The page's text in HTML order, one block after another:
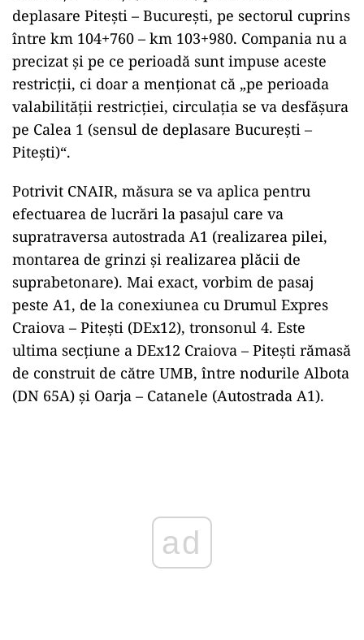
deplasare Pitești – București, pe sectorul cuprins
între km 104+760 – km 103+980. Compania nu a
precizat și pe ce perioadă sunt impuse aceste
restricții, ci doar a menționat că „pe perioada
valabilității restricției, circulația se va desfășura
pe Calea 1 (sensul de deplasare București –
Pitești)“.
Potrivit CNAIR, măsura se va aplica pentru
efectuarea de lucrări la pasajul care va
supratraversa autostrada A1 (realizarea pilei,
montarea de grinzi și realizarea plăcii de
suprabetonare). Mai exact, vorbim de pasaj
peste A1, de la conexiunea cu Drumul Expres
Craiova – Pitești (DEx12), tronsonul 4. Este
ultima secțiune a DEx12 Craiova – Pitești rămasă
de construit de către UMB, între nodurile Albota
(DN 65A) și Oarja – Catanele (Autostrada A1).